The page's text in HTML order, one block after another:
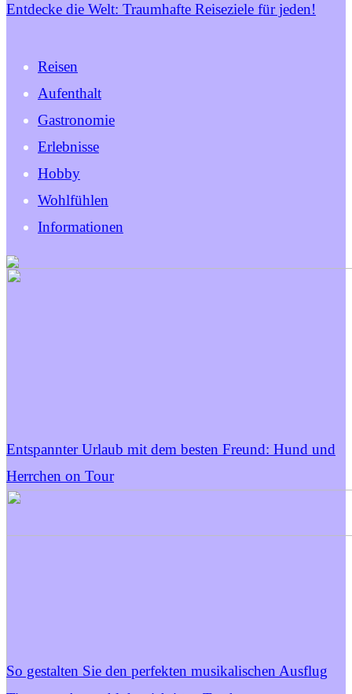
Entdecke die Welt: Traumhafte Reiseziele für jeden!
Reisen
Aufenthalt
Gastronomie
Erlebnisse
Hobby
Wohlfühlen
Informationen
Entspannter Urlaub mit dem besten Freund: Hund und
Herrchen on Tour
So gestalten Sie den perfekten musikalischen Ausflug